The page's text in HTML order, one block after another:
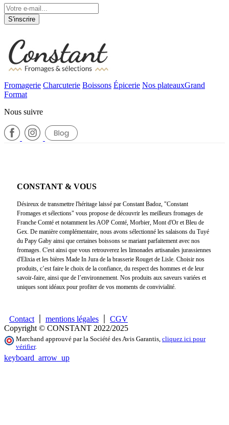
S'inscrire
Fromagerie Charcuterie Boissons Épicerie Nos plateauxGrand
Format
Nous suivre
CONSTANT & VOUS
Désireux de transmettre l'héritage laissé par Constant Badoz, "Constant
Fromages et sélections" vous propose de découvrir les meilleurs fromages de
Franche Comté et notamment les AOP Comté, Morbier, Mont d'Or et Bleu de
Gex. De manière complémentaire, nous avons sélectionné les salaisons du Tuyé
du Papy Gaby ainsi que certaines boissons se mariant parfaitement avec nos
fromages. C'est ainsi que vous retrouverez les limonades artisanales jurassiennes
d'Elixia et les bières Made In Jura de la brasserie Rouget de Lisle. Choisir nos
produits, c’est faire le choix de la confiance, du respect des hommes et de leur
savoir-faire, ainsi que de l’environnement. Nos produits aux saveurs variées et
uniques sont idéaux pour profiter de vos moments de convivialité.
Contact mentions légales
CGV
Copyright © CONSTANT 2022/2025
Marchand approuvé par la Société des Avis Garantis, cliquez ici pour
vérifier.
keyboard_arrow_up